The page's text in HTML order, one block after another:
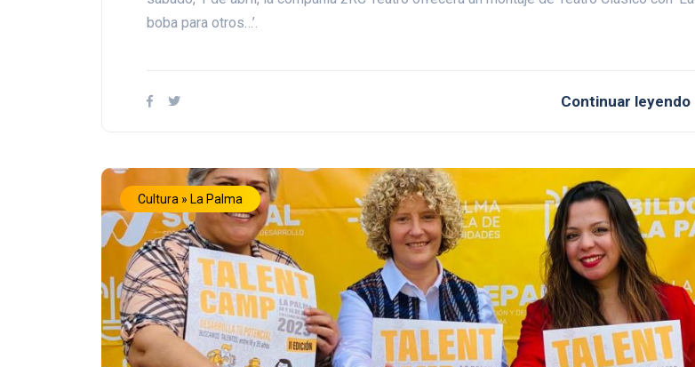
boba para otros…’.
Continuar leyendo
Cultura » La Palma